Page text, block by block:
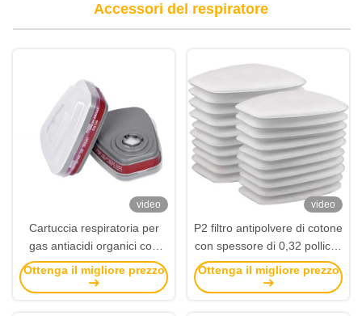
Accessori del respiratore
video
Cartuccia respiratoria per
gas antiacidi organici con
connessione con baionetta
per un facile accensione e
Ottenga il migliore prezzo
video
P2 filtro antipolvere di cotone
con spessore di 0,32 pollici e
connessione a baionetta per
accessori respiratori
Ottenga il migliore prezzo